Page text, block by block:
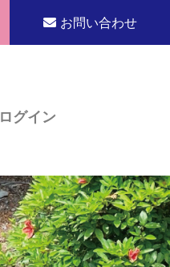
お問い合わせ
ログイン